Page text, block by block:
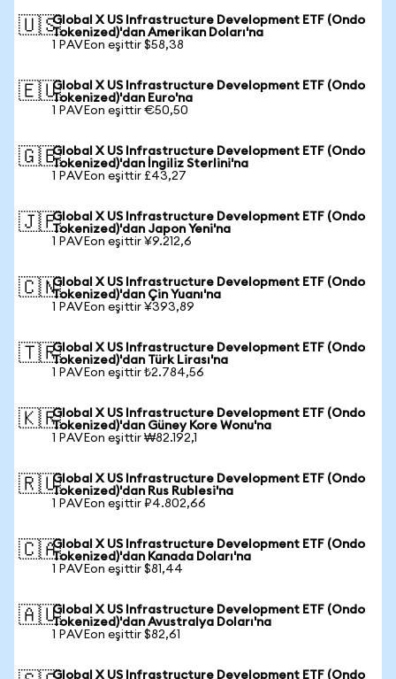
🇺🇸Global X US Infrastructure Development ETF (Ondo
Tokenized)'dan Amerikan Doları'na
1 PAVEon eşittir $58,38
🇪🇺Global X US Infrastructure Development ETF (Ondo
Tokenized)'dan Euro'na
1 PAVEon eşittir €50,50
🇬🇧Global X US Infrastructure Development ETF (Ondo
Tokenized)'dan İngiliz Sterlini'na
1 PAVEon eşittir £43,27
🇯🇵Global X US Infrastructure Development ETF (Ondo
Tokenized)'dan Japon Yeni'na
1 PAVEon eşittir ¥9.212,6
🇨🇳Global X US Infrastructure Development ETF (Ondo
Tokenized)'dan Çin Yuanı'na
1 PAVEon eşittir ¥393,89
🇹🇷Global X US Infrastructure Development ETF (Ondo
Tokenized)'dan Türk Lirası'na
1 PAVEon eşittir ₺2.784,56
🇰🇷Global X US Infrastructure Development ETF (Ondo
Tokenized)'dan Güney Kore Wonu'na
1 PAVEon eşittir ₩82.192,1
🇷🇺Global X US Infrastructure Development ETF (Ondo
Tokenized)'dan Rus Rublesi'na
1 PAVEon eşittir ₽4.802,66
🇨🇦Global X US Infrastructure Development ETF (Ondo
Tokenized)'dan Kanada Doları'na
1 PAVEon eşittir $81,44
🇦🇺Global X US Infrastructure Development ETF (Ondo
Tokenized)'dan Avustralya Doları'na
1 PAVEon eşittir $82,61
Global X US Infrastructure Development ETF (Ondo